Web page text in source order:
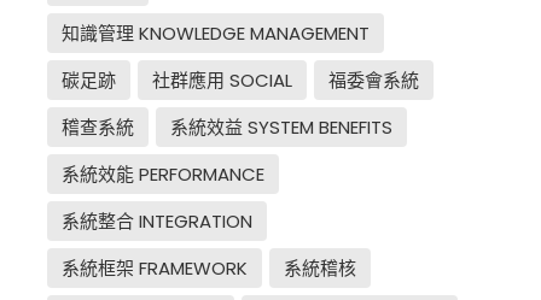
知識管理 KNOWLEDGE MANAGEMENT
碳足跡
社群應用 SOCIAL
福委會系統
稽查系統
系統效益 SYSTEM BENEFITS
系統效能 PERFORMANCE
系統整合 INTEGRATION
系統框架 FRAMEWORK
系統稽核